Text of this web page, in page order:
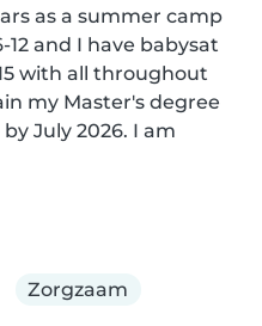
as a summer camp
and I have babysat
with all throughout
my Master's degree
July 2026. I am
Zorgzaam